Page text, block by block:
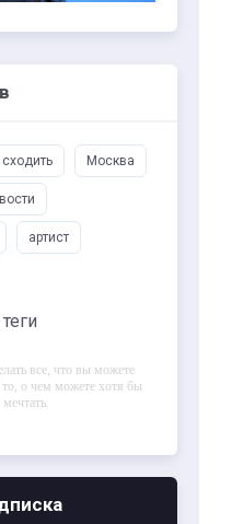
Москва
артист
все, что вы можете
то, о чем можете хотя бы
мечтать.
можно управлять. И
по направлению к мечте.